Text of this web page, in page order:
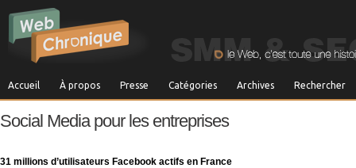
Accueil À propos Presse Catégories Archives Rechercher
Social Media pour les entreprises
31 millions d’utilisateurs Facebook actifs en France